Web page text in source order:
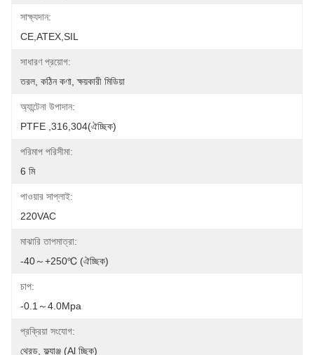
সাক্ষ্যদান:
CE,ATEX,SIL
সাধারণ প্রয়োগ:
তরল, কঠিন কণা, ক্ষয়কারী মিডিয়া
অ্যান্টেনা উপাদান:
PTFE ,316,304(ঐচ্ছিক)
পরিমাপ পরিসীমা:
6 মি
পাওয়ার সাপ্লাই:
220VAC
মাঝারি তাপমাত্রা:
-40～+250℃ (ঐচ্ছিক)
চাপ:
-0.1～4.0Mpa
প্রক্রিয়া সংযোগ:
থ্রেড, ফ্ল্যাঞ্জ (al চ্ছিক)